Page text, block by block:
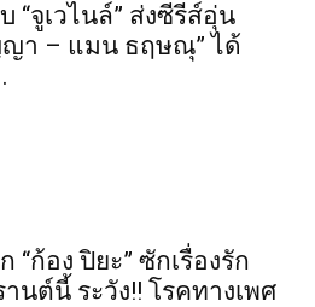
“จูเวไนล์” ส่งซีรีส์อุ่น
ญา – แมน ธฤษณุ” ได้
ก้อง ปิยะ” ซักเรื่องรัก
นต์นี้ ระวัง!! โรคทางเพศ